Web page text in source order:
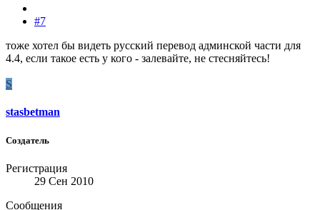
#7
тоже хотел бы видеть русский перевод админской части для
4.4, если такое есть у кого - залевайте, не стесняйтесь!
S
stasbetman
Создатель
Регистрация
29 Сен 2010
Сообщения